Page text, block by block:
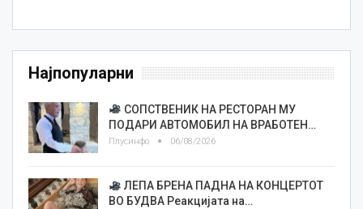
Најпопуларни
СОПСТВЕНИК НА РЕСТОРАН МУ
ПОДАРИ АВТОМОБИЛ НА ВРАБОТЕН…
Плусинфо 06/08/2026
ЛЕПА БРЕНА ПАДНА НА КОНЦЕРТОТ
ВО БУДВА Реакцијата на…